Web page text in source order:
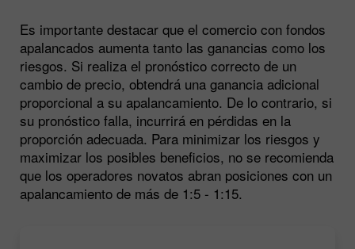
Es importante destacar que el comercio con fondos
apalancados aumenta tanto las ganancias como los
riesgos. Si realiza el pronóstico correcto de un
cambio de precio, obtendrá una ganancia adicional
proporcional a su apalancamiento. De lo contrario, si
su pronóstico falla, incurrirá en pérdidas en la
proporción adecuada. Para minimizar los riesgos y
maximizar los posibles beneficios, no se recomienda
que los operadores novatos abran posiciones con un
apalancamiento de más de 1:5 - 1:15.